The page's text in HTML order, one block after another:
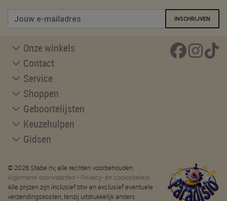
INSCHRIJVEN
Onze winkels
Contact
Service
Shoppen
Geboortelijsten
Keuzehulpen
Gidsen
© 2026 Stabe nv, alle rechten voorbehouden.
Algemene voorwaarden - Privacy- en cookiebeleid
Alle prijzen zijn inclusief btw en exclusief eventuele
verzendingskosten, tenzij uitdrukkelijk anders